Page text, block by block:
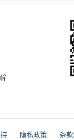
隐私政策 条